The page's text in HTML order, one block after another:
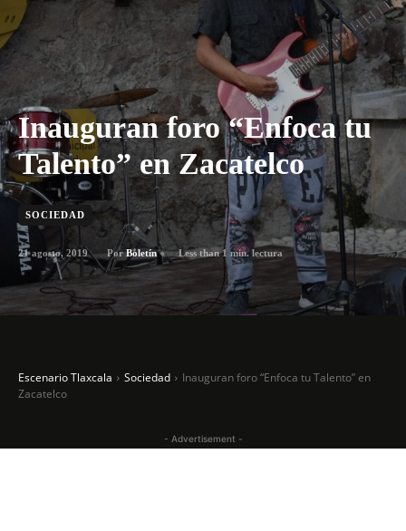
Inauguran foro “Enfoca tu
Talento” en Zacatelco
SOCIEDAD
21 agosto, 2019 Por Boletín Less than 1 min. lectura
Escenario Tlaxcala Sociedad
Inauguran foro “Enfoca tu Talento” en
Zacatelco
- Advertisement -